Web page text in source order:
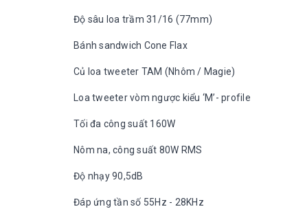
Độ sâu loa trầm 31/16 (77mm)
Bánh sandwich Cone Flax
Củ loa tweeter TAM (Nhôm / Magie)
Loa tweeter vòm ngược kiểu ‘M’- profile
Tối đa công suất 160W
Nôm na, công suất 80W RMS
Độ nhạy 90,5dB
Đáp ứng tần số 55Hz - 28KHz